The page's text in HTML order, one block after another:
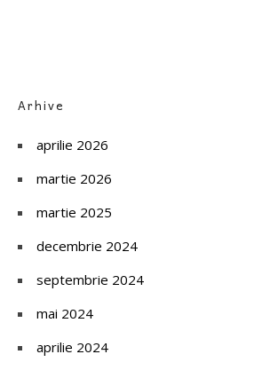
Arhive
aprilie 2026
martie 2026
martie 2025
decembrie 2024
septembrie 2024
mai 2024
aprilie 2024